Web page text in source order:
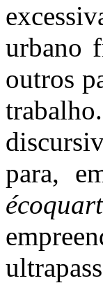
urbano
outros
para,